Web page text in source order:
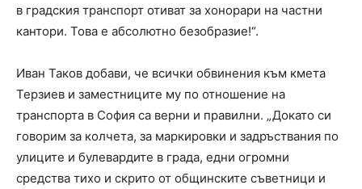
в градския транспорт отиват за хонорари на частни
кантори. Това е абсолютно безобразие!“.
Иван Таков добави, че всички обвинения към кмета
Терзиев и заместниците му по отношение на
транспорта в София са верни и правилни. „Докато си
говорим за колчета, за маркировки и задръствания по
улиците и булевардите в града, едни огромни
средства тихо и скрито от общинските съветници и